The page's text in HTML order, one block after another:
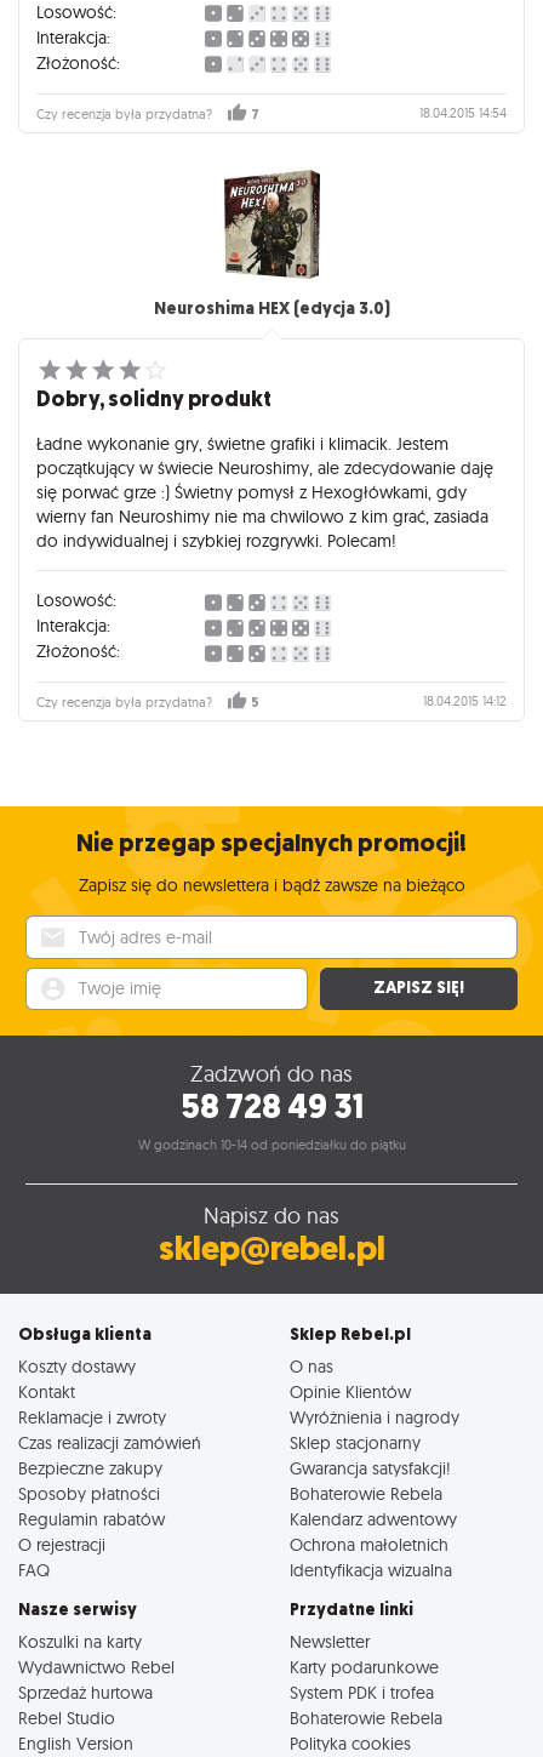
Losowość:
Interakcja:
Złożoność:
Czy recenzja była przydatna? 7 18.04.2015 14:54
Neuroshima HEX (edycja 3.0)
Dobry, solidny produkt
Ładne wykonanie gry, świetne grafiki i klimacik. Jestem
początkujący w świecie Neuroshimy, ale zdecydowanie daję
się porwać grze :) Świetny pomysł z Hexogłówkami, gdy
wierny fan Neuroshimy nie ma chwilowo z kim grać, zasiada
do indywidualnej i szybkiej rozgrywki. Polecam!
Losowość:
Interakcja:
Złożoność:
Czy recenzja była przydatna? 5 18.04.2015 14:12
Nie przegap specjalnych promocji!
Zapisz się do newslettera i bądź zawsze na bieżąco
ZAPISZ SIĘ!
Zadzwoń do nas
58 728 49 31
W godzinach 10-14 od poniedziałku do piątku
Napisz do nas
sklep@rebel.pl
Obsługa klienta
Koszty dostawy
Kontakt
Reklamacje i zwroty
Czas realizacji zamówień
Bezpieczne zakupy
Sposoby płatności
Regulamin rabatów
O rejestracji
FAQ
Sklep Rebel.pl
O nas
Opinie Klientów
Wyróżnienia i nagrody
Sklep stacjonarny
Gwarancja satysfakcji!
Bohaterowie Rebela
Kalendarz adwentowy
Ochrona małoletnich
Identyfikacja wizualna
Nasze serwisy
Koszulki na karty
Wydawnictwo Rebel
Sprzedaż hurtowa
Rebel Studio
English Version
Przydatne linki
Newsletter
Karty podarunkowe
System PDK i trofea
Bohaterowie Rebela
Polityka cookies